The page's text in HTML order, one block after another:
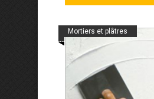
Mortiers et plâtres